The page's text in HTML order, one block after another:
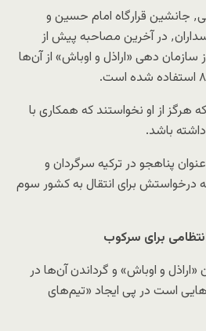
حسین و
مشاور فرمانده کل سپاه پاسداران٬ در آخرین مصاحبه پیش از
دهی «اراذل و اوباش» از آن‌ها
هرگز از او نخواستند که همکاری با
باشد.
به عنوان پناهجو در ترکیه سرگردان و
برای انتقال به کشور سوم
برای سرکوب
و اوباش» و گرداندن آن‌ها در
است در پی ایجاد «تیم‌های